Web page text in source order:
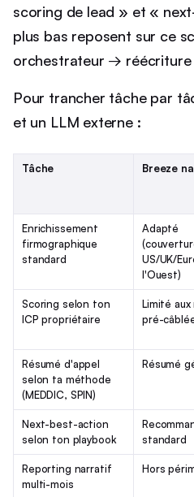
scoring de lead » et «
plus bas reposent sur ce
orchestrateur → réécriture
Pour trancher tâche par
et un LLM externe :
Tâche Breeze
Enrichissement
firmographique
standard
Adapté
US/UK/
l'Ouest)
Scoring selon ton
ICP propriétaire
Limité
pré-
Résumé d'appel
selon ta méthode
(MEDDIC, SPIN)
Résumé
Next-best-action
selon ton playbook
standard
Reporting narratif
multi-mois
Hors